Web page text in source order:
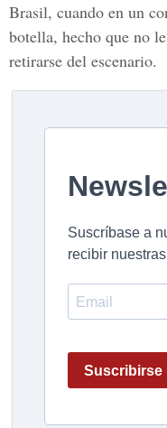
Brasil, cuando en un
botella, hecho que no
retirarse del escenario.